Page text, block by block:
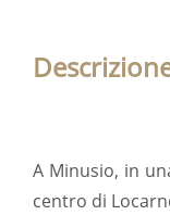
A Minusio, in
centro di